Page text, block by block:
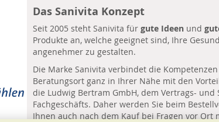
Das Sanivita Konzept
Seit 2005 steht Sanivita für gute Ideenund
Produkte an, welche geeignet sind, Ihre
angenehmer zu gestalten.
Die Marke Sanivita verbindet die
Beratungsort ganz in Ihrer Nähe mit den
die Ludwig Bertram GmbH, dem Vertrags-
Fachgeschäfts. Daher werden Sie beim
Ihnen auch nach dem Kauf bei Fragen vor Ort